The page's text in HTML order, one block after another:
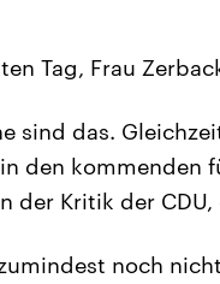
Tag, Frau
sind das.
den kommenden
der Kritik der
noch